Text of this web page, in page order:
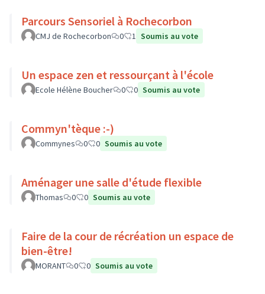
Parcours Sensoriel à Rochecorbon
CMJ de Rochecorbon 0 1 Soumis au vote
Un espace zen et ressourçant à l'école
Ecole Hélène Boucher 0 0 Soumis au vote
Commyn'tèque :-)
Commynes 0 0 Soumis au vote
Aménager une salle d'étude flexible
Thomas 0 0 Soumis au vote
Faire de la cour de récréation un espace de
bien-être!
MORANT 0 0 Soumis au vote